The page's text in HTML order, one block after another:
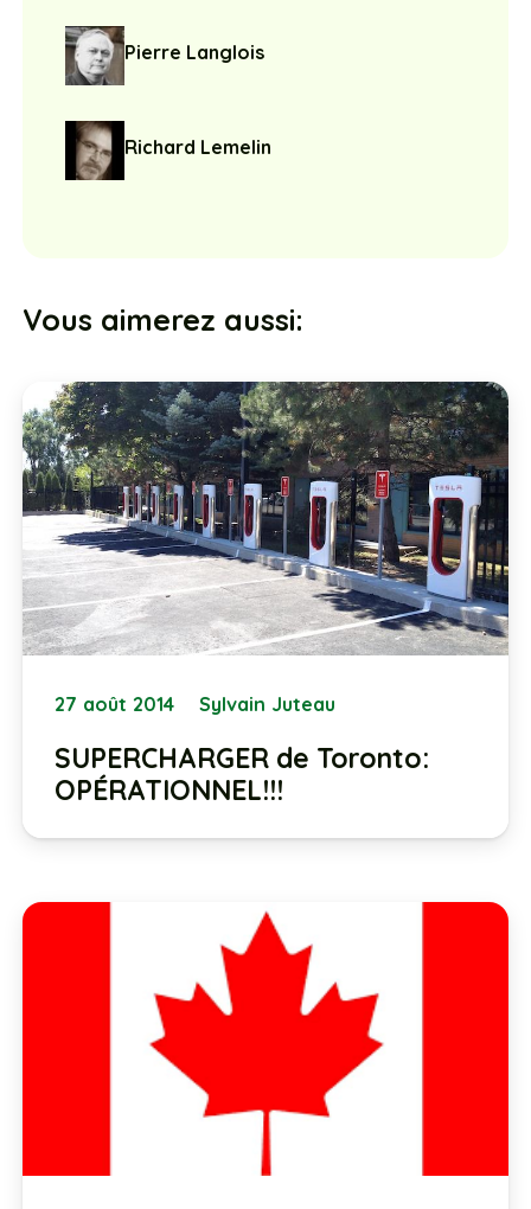
Pierre Langlois
Richard Lemelin
Vous aimerez aussi:
27 août 2014 Sylvain Juteau
SUPERCHARGER de Toronto:
OPÉRATIONNEL!!!